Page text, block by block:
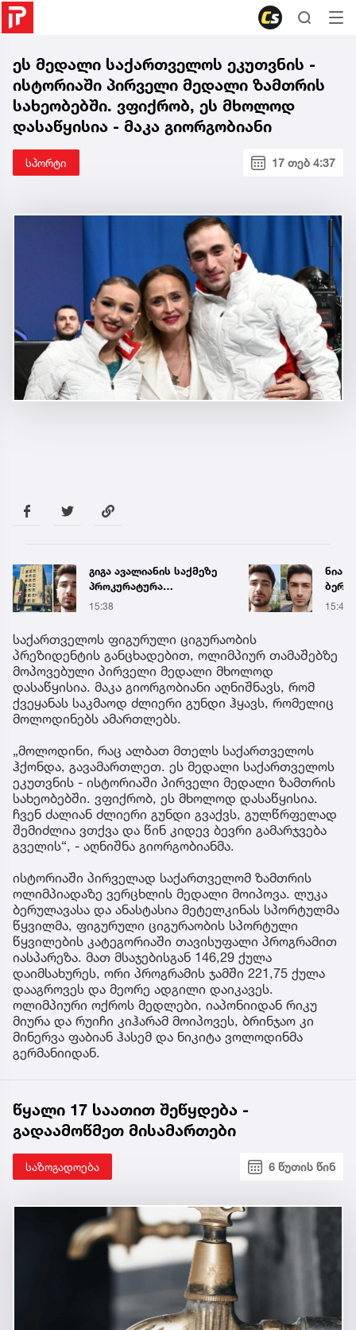
ეს მედალი საქართველოს ეკუთვნის -
ისტორიაში პირველი მედალი ზამთრის
სახეობებში. ვფიქრობ, ეს მხოლოდ
დასაწყისია - მაკა გიორგობიანი
სპორტი 17 თებ 4:37
ნია იმნაძე და ანასტასია
ბერუაშვილს გიგა
ავალიანის საქმეზე
15:40 6
საქართველოს ფიგურული ციგურაობის
პრეზიდენტის განცხადებით, ოლიმპიურ თამაშებზე
მოპოვებული პირველი მედალი მხოლოდ
დასაწყისია. მაკა გიორგობიანი აღნიშნავს, რომ
ქვეყანას საკმაოდ ძლიერი გუნდი ჰყავს, რომელიც
მოლოდინებს ამართლებს.
„მოლოდინი, რაც ალბათ მთელს საქართველოს
ჰქონდა, გავამართლეთ. ეს მედალი საქართველოს
ეკუთვნის - ისტორიაში პირველი მედალი ზამთრის
სახეობებში. ვფიქრობ, ეს მხოლოდ დასაწყისია.
ჩვენ ძალიან ძლიერი გუნდი გვაქვს, გულწრფელად
შემიძლია ვთქვა და წინ კიდევ ბევრი გამარჯვება
გველის“, - აღნიშნა გიორგობიანმა.
ისტორიაში პირველად საქართველომ ზამთრის
ოლიმპიადაზე ვერცხლის მედალი მოიპოვა. ლუკა
ბერულავასა და ანასტასია მეტელკინას სპორტულმა
წყვილმა, ფიგურული ციგურაობის სპორტული
წყვილების კატეგორიაში თავისუფალი პროგრამით
იასპარეზა. მათ მსაჯებისგან 146,29 ქულა
დაიმსახურეს, ორი პროგრამის ჯამში 221,75 ქულა
დააგროვეს და მეორე ადგილი დაიკავეს.
ოლიმპიური ოქროს მედლები, იაპონიიდან რიკუ
მიურა და რუიჩი კიჰარამ მოიპოვეს, ბრინჯაო კი
მინერვა ფაბიან ჰასემ და ნიკიტა ვოლოდინმა
გერმანიიდან.
წყალი 17 საათით შეწყდება -
გადაამოწმეთ მისამართები
საზოგადოება 6 წუთის წინ